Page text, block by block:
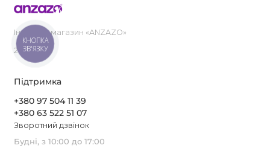
Інтернет-магазин «ANZAZO»
2019-2026
Підтримка
+380 97 504 11 39
+380 63 522 51 07
Зворотний дзвінок
Будні, з 10:00 до 17:00
КНОПКА
ЗВ'ЯЗКУ